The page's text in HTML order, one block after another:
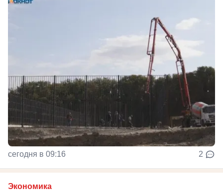
сегодня в 09:16 2
Экономика